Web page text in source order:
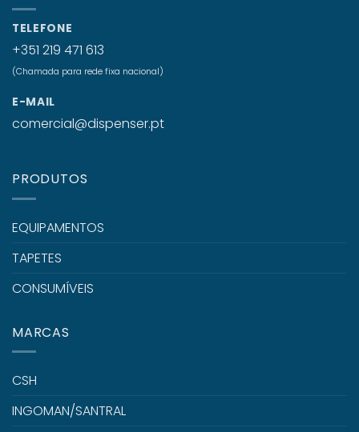
TELEFONE
+351 219 471 613
(Chamada para rede fixa nacional)
E-MAIL
comercial@dispenser.pt
PRODUTOS
EQUIPAMENTOS
TAPETES
CONSUMÍVEIS
MARCAS
CSH
INGOMAN/SANTRAL